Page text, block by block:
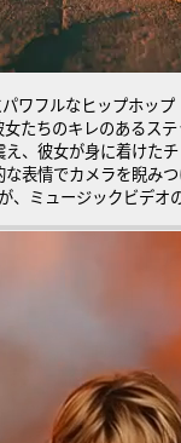
ワフルなヒップホッ
たちのキレのあるス
、彼女が身に着けた
表情でカメラを睨み
、ミュージックビデオ